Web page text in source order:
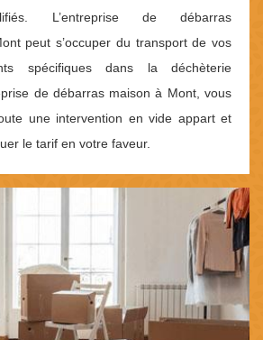
L’entreprise de débarras
peut s’occuper du transport de vos
spécifiques dans la déchèterie
de débarras maison à Mont, vous
une intervention en vide appart et
le tarif en votre faveur.